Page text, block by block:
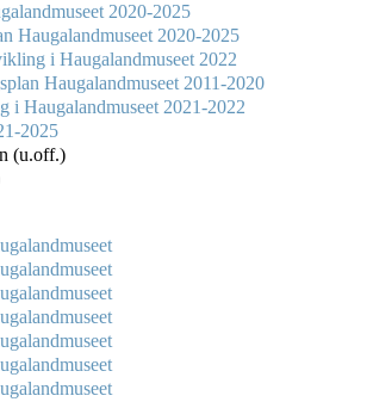
2020-2025
Haugalandmuseet 2020-2025
i Haugalandmuseet 2022
Haugalandmuseet 2011-2020
i Haugalandmuseet 2021-2022
2025
(u.off.)